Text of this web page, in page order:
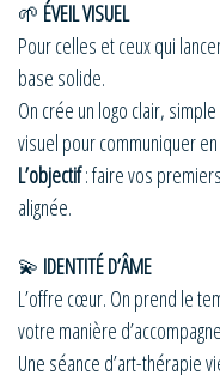
🌱 ÉVEIL VISUEL
Pour celles et ceux qui
base solide.
On crée un logo clair,
visuel pour communiquer
L’objectif: faire vos
alignée.
💫 IDENTITÉ D’ÂME
L’offre cœur. On prend le
votre manière
Une séance d’art-thérapie